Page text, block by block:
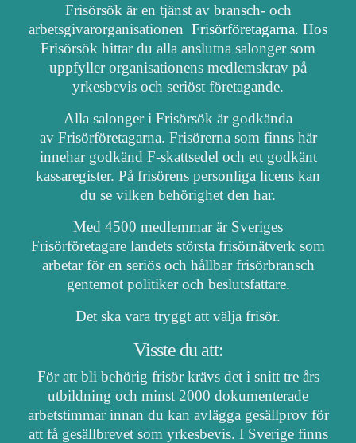
Frisörsök är en tjänst av bransch- och
arbetsgivarorganisationen Frisörföretagarna. Hos
Frisörsök hittar du alla anslutna salonger som
uppfyller organisationens medlemskrav på
yrkesbevis och seriöst företagande.
Alla salonger i Frisörsök är godkända
av Frisörföretagarna. Frisörerna som finns här
innehar godkänd F-skattsedel och ett godkänt
kassaregister. På frisörens personliga licens kan
du se vilken behörighet den har.
Med 4500 medlemmar är Sveriges
Frisörföretagare landets största frisörnätverk som
arbetar för en seriös och hållbar frisörbransch
gentemot politiker och beslutsfattare.
Det ska vara tryggt att välja frisör.
Visste du att:
För att bli behörig frisör krävs det i snitt tre års
utbildning och minst 2000 dokumenterade
arbetstimmar innan du kan avlägga gesällprov för
att få gesällbrevet som yrkesbevis. I Sverige finns